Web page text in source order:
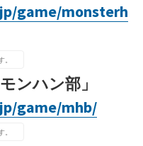
game/monsterh
ンハン部」
game/mhb/